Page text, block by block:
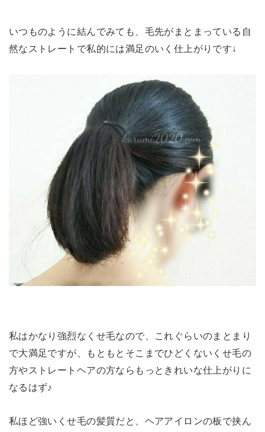
いつものように結んでみても、毛先がまとまっている自
然なストレートで私的には満足のいく仕上がりです↓
私はかなり強烈なくせ毛なので、これぐらいのまとまり
で大満足ですが、もともとそこまでひどくないくせ毛の
方やストレートヘアの方ならもっときれいな仕上がりに
なるはず♪
私ほど強いくせ毛の髪質だと、ヘアアイロンの板で挟ん